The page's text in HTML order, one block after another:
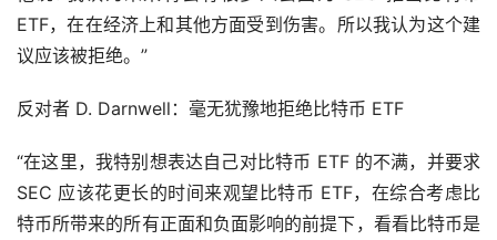
ETF，在在经济上和其他方面受到伤害。所以我认为这个建
议应该被拒绝。”
反对者 D. Darnwell：毫无犹豫地拒绝比特币 ETF
“在这里，我特别想表达自己对比特币 ETF 的不满，并要求
SEC 应该花更长的时间来观望比特币 ETF，在综合考虑比
特币所带来的所有正面和负面影响的前提下，看看比特币是